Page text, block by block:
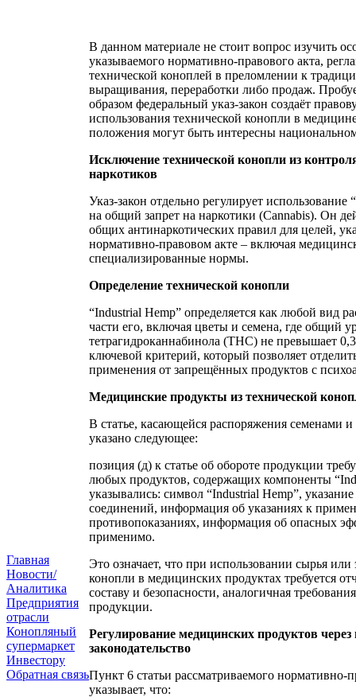
Главная
Новости/
Аналитика
Предприятия
отрасли
Конопляный
супермаркет
Инвестору
Обратная связь
В данном материале не стоит вопрос изучить
указываемого нормативно-правового акта,
технической коноплей в преломлении к
выращивания, переработки либо продаж.
образом федеральный указ-закон создаёт
использования технической конопли в
положения могут быть интересны
Исключение технической конопли из
наркотиков
Указ-закон отдельно регулирует использование
на общий запрет на наркотики (Cannabis). Он
общих антинаркотических правил для целей,
нормативно-правовом акте – включая
специализированные нормы.
Определение технической конопли
“Industrial Hemp” определяется как любой вид
части его, включая цветы и семена, где общий
тетрагидроканнабинола (THC) не превышает
ключевой критерий, который позволяет
применения от запрещённых продуктов с
Медицинские продукты из технической
В статье, касающейся распоряжения семенами
указано следующее:
позиция (д) к статье об обороте продукции
любых продуктов, содержащих компоненты
указывались: символ “Industrial Hemp”,
соединений, информация об указаниях к
противопоказаниях, информация об опасных
применимо.
Это означает, что при использовании сырья или
конопли в медицинских продуктах требуется
составу и безопасности, аналогичная
продукции.
Регулирование медицинских продуктов
законодательство
Пункт 6 статьи рассматриваемого нормативно-
указывает, что: